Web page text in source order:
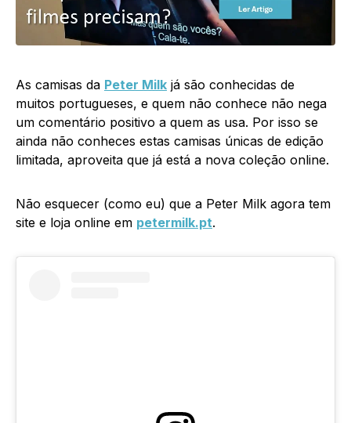
As camisas da Peter Milk já são conhecidas de
muitos portugueses, e quem não conhece não nega
um comentário positivo a quem as usa. Por isso se
ainda não conheces estas camisas únicas de edição
limitada, aproveita que já está a nova coleção online.
Não esquecer (como eu) que a Peter Milk agora tem
site e loja online em petermilk.pt.